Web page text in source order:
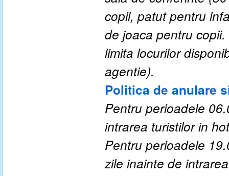
copii, patut pentru
de joaca pentru copii.
limita locurilor
agentie).
Politica de anulare
Pentru perioadele
intrarea turistilor in
Pentru perioadele
zile inainte de